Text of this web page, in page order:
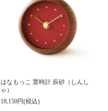
はなもっこ 置時計 辰砂（しんし
ゃ）
18,150円(税込)